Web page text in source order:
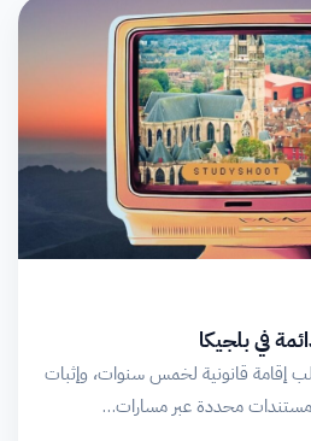
في بلجيكا
إقامة قانونية لخمس سنوات، وإثبات
مستندات محددة عبر مسارات…